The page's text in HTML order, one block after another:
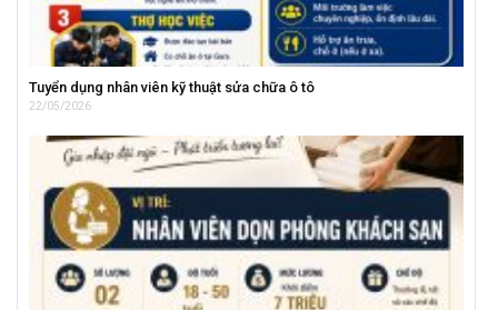
Tuyển dụng nhân viên kỹ thuật sửa chữa ô tô
22/05/2026